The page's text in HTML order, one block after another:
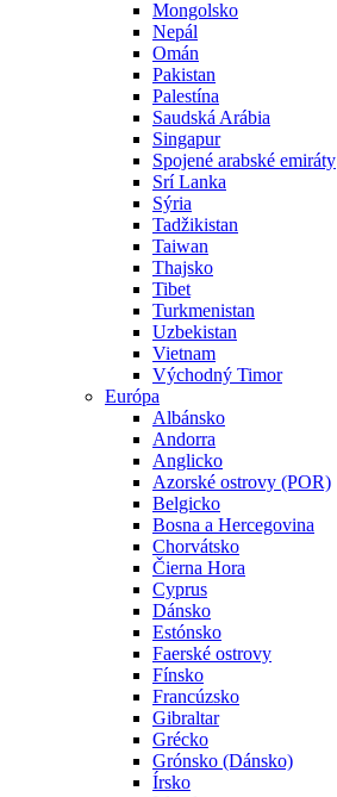
Mongolsko
Nepál
Omán
Pakistan
Palestína
Saudská Arábia
Singapur
Spojené arabské emiráty
Srí Lanka
Sýria
Tadžikistan
Taiwan
Thajsko
Tibet
Turkmenistan
Uzbekistan
Vietnam
Východný Timor
Európa
Albánsko
Andorra
Anglicko
Azorské ostrovy (POR)
Belgicko
Bosna a Hercegovina
Chorvátsko
Čierna Hora
Cyprus
Dánsko
Estónsko
Faerské ostrovy
Fínsko
Francúzsko
Gibraltar
Grécko
Grónsko (Dánsko)
Írsko